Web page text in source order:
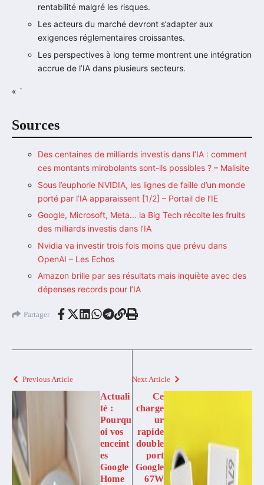
rentabilité malgré les risques.
Les acteurs du marché devront s’adapter aux
exigences réglementaires croissantes.
Les perspectives à long terme montrent une intégration
accrue de l’IA dans plusieurs secteurs.
« `
Sources
Des centaines de milliards investis dans l’IA : comment
ces montants mirobolants sont-ils possibles ? – Malisite
Sous l’euphorie NVIDIA, les lignes de faille d’un monde
porté par l’IA apparaissent [1/2] – Portail de l’IE
Google, Microsoft, Meta… la Big Tech récolte les fruits
des milliards investis dans l’IA
Nvidia va investir trois fois moins que prévu dans
OpenAI – Les Echos
Amazon brille par ses résultats mais inquiète avec des
dépenses records pour l’IA
Partager
Previous Article
Actuali
té :
Pourqu
oi vos
enceint
es
Google
Home
Next Article
Ce
charge
ur
rapide
double
port
Google
67W